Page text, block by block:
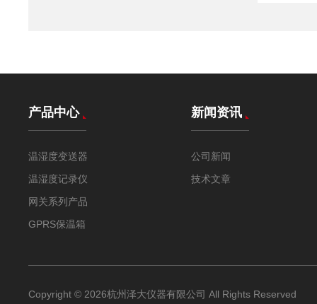
产品中心
温湿度变送器
温湿度记录仪
网关系列产品
GPRS保温箱
新闻资讯
公司新闻
技术文章
Copyright © 2026杭州泽大仪器有限公司 All Rights Reserved